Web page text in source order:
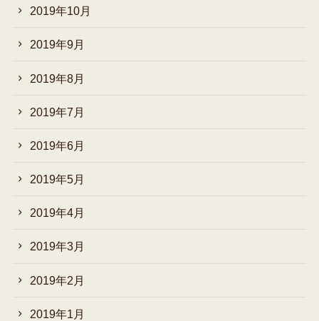
2019年10月
2019年9月
2019年8月
2019年7月
2019年6月
2019年5月
2019年4月
2019年3月
2019年2月
2019年1月